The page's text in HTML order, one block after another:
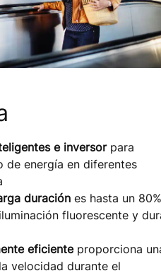
e inversorpara
de energía en diferentes
duración es hasta un 80%
fluorescente y
eficienteproporciona
velocidad durante el